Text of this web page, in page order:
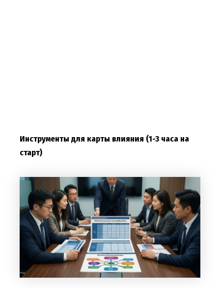
Инструменты для карты влияния (1-3 часа на
старт)